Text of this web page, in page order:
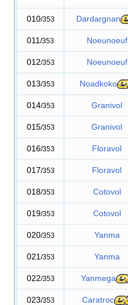
010/353 Dardargnan
011 /353 Noeunoeuf
012/353 Noeunoeuf
013/353 Noadkoko
014/353 Granivol
015/353 Granivol
016/353 Floravol
017/353 Floravol
018/353 Cotovol
019/353 Cotovol
020/353 Yanma
021 /353 Yanma
022/353 Yanmega
023/353 Caratroc